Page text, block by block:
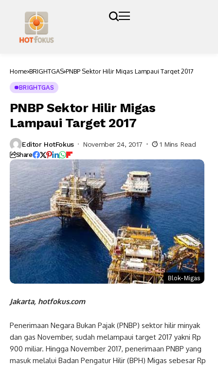
Home BRIGHTGAS PNBP Sektor Hilir Migas Lampaui Target 2017
BRIGHTGAS
PNBP Sektor Hilir Migas
Lampaui Target 2017
Editor HotFokus November 24, 2017 1 Mins Read
Share
Blok-Migas
Jakarta, hotfokus.com
Penerimaan Negara Bukan Pajak (PNBP) sektor hilir minyak
dan gas November, sudah melampaui target 2017 yakni Rp
900 miliar. Hingga November 2017, penerimaan PNBP yang
masuk melalui Badan Pengatur Hilir (BPH) Migas sebesar Rp